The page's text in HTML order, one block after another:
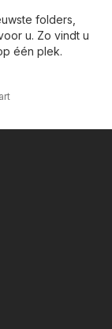
folders,
u. Zo vindt u
één plek.